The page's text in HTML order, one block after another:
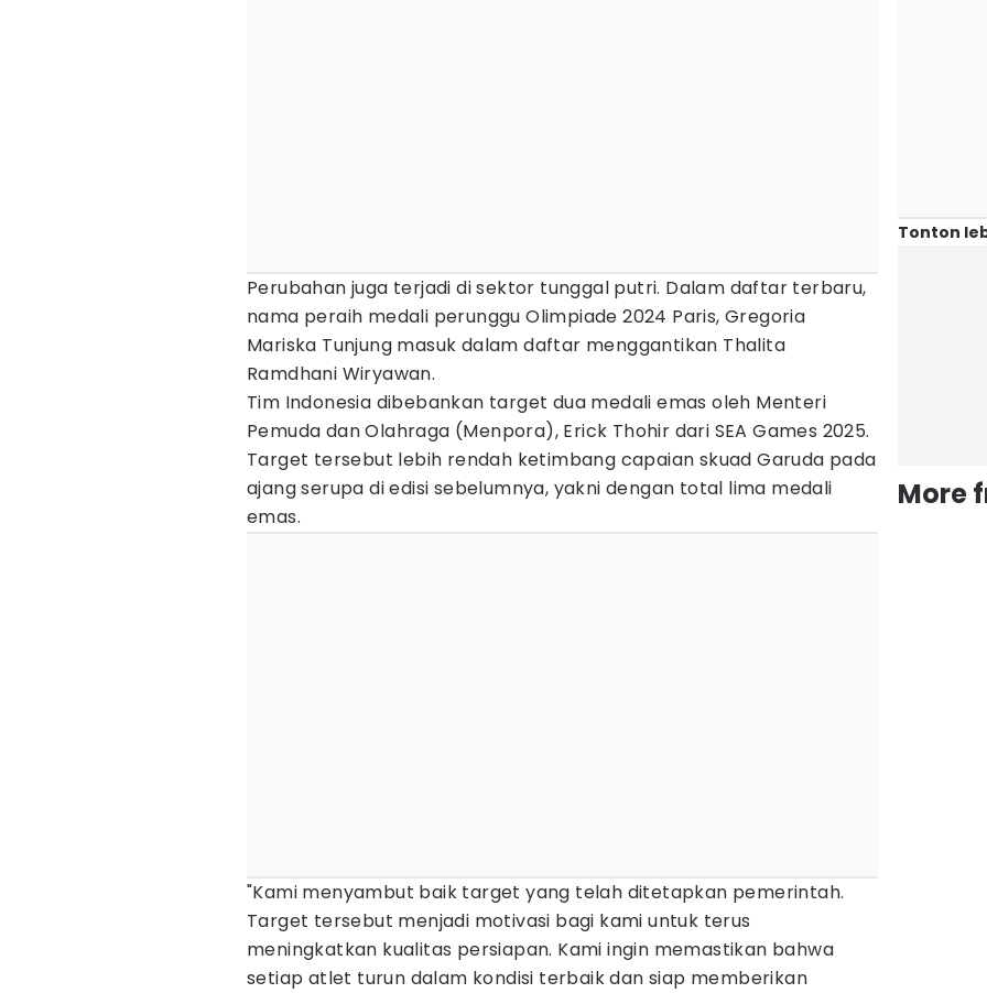
Perubahan juga terjadi di sektor tunggal putri. Dalam daftar terbaru,
nama peraih medali perunggu Olimpiade 2024 Paris, Gregoria
Mariska Tunjung masuk dalam daftar menggantikan Thalita
Ramdhani Wiryawan.
Tim Indonesia dibebankan target dua medali emas oleh Menteri
Pemuda dan Olahraga (Menpora), Erick Thohir dari SEA Games 2025.
Target tersebut lebih rendah ketimbang capaian skuad Garuda pada
ajang serupa di edisi sebelumnya, yakni dengan total lima medali
emas.
"Kami menyambut baik target yang telah ditetapkan pemerintah.
Target tersebut menjadi motivasi bagi kami untuk terus
meningkatkan kualitas persiapan. Kami ingin memastikan bahwa
setiap atlet turun dalam kondisi terbaik dan siap memberikan
Tonton
More